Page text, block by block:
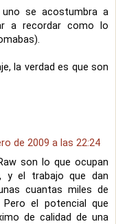
se acostumbra a
a recordar como lo
la verdad es que son
de 2009 a las 22:24
son lo que ocupan
y el trabajo que dan
cuantas miles de
el potencial que
de calidad de una